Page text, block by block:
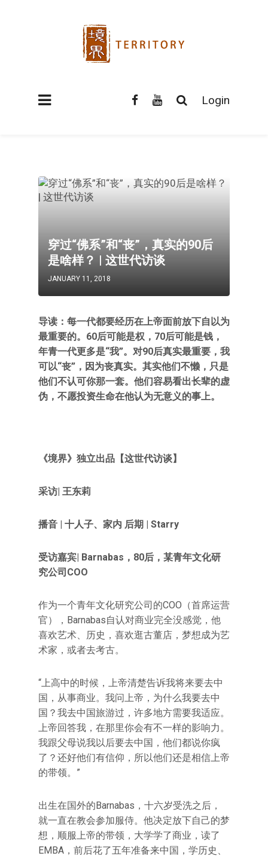
Login
穿过“佛系”和“丧”，真实的90后
是啥样？ | 这世代访谈
JANUARY 11, 2018
导读：每一代都要经历在上帝面前放下自以为
最重要的。60后可能是权，70后可能是钱，
年青一代更多是“我”。对90后真实最重要，我
可以“丧”，因为丧真实。其实他们不懒，只是
他们不认可你那一套。他们容易看出长辈的虚
伪，不愿投资生命在他认为无意义的事上。
《境界》独立出品【这世代访谈】
采访| 王东莉
播音 | 十人子、家内 后期 | Starry
受访嘉宾| Barnabas，80后，某青年文化研
究公司COO
作为一个青年文化研究公司的COO（首席运营
官），Barnabas自认对商业完全没感觉，他
喜欢艺术、历史，喜欢逛古董店，梦想成为艺
术家，或者去考古。
“上高中的时候，上帝清楚告诉我将来要去中
国，从事商业。我问上帝，为什么我要去中
国？我去中国旅游过，许多地方需要我适应。
上帝回答我，在那里你会有不一样的影响力。
我跟父母说我以后要去中国，他们都说你疯
了？还好他们有信仰，所以他们还是相信上帝
的带领。”
出生在国外的Barnabas，十六岁受洗之后，
就一直在教会参加服侍。他决定放下自己的梦
想，顺服上帝的带领，大学学了商业，读了
EMBA，前后花了五年准备来中国，学历史、